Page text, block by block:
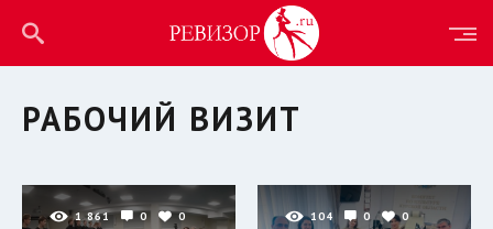
РАБОЧИЙ ВИЗИТ
1 861 0 0 104 0 0